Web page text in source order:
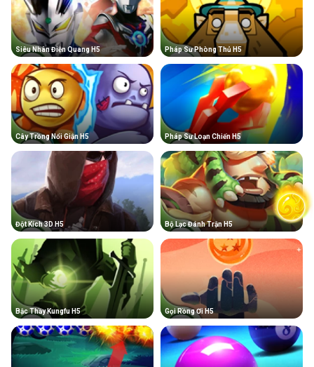
Siêu Nhân Điện Quang H5 Pháp Sư Phòng Thủ H5
Cây Trồng Nổi Giận H5 Pháp Sư Loạn Chiến H5
Đột Kích 3D H5 Bộ Lạc Đánh Trận H5
Bậc Thầy Kungfu H5 Gọi Rồng Ơi H5